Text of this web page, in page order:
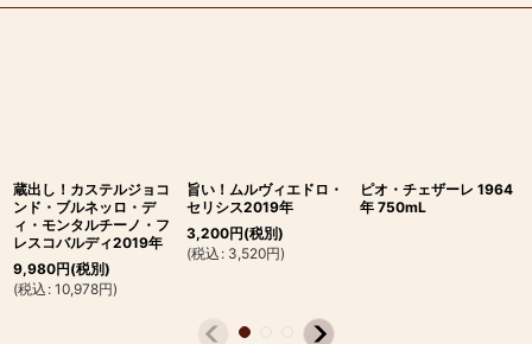
蔵出し！カステルジョコ
ンド・ブルネッロ・デ
ィ・モンタルチーノ・フ
レスコバルディ2019年
9,980円(税別)
(税込 : 10,978円)
旨い！ムルヴィエドロ・
セリシス2019年
3,200円(税別)
(税込 : 3,520円)
ピオ・チェザーレ 1964
年 750mL